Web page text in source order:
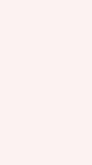
wenn man
die beste
und sich
am neuen
oder